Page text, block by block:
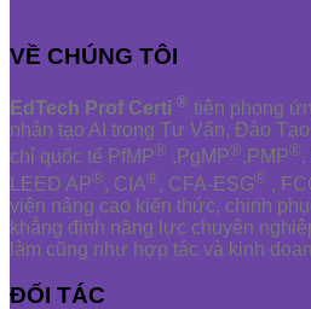
VỀ CHÚNG TÔI
EdTech Prof Certi ® tiên phong
nhân tạo AI trong Tư Vấn, Đào
chỉ quốc tế PfMP® ,PgMP®,PMP®,
LEED AP®, CIA®, CFA-ESG® ,
viên nâng cao kiến thức, chinh
khẳng định năng lực chuyên
làm cũng như hợp tác và kinh
ĐỐI TÁC